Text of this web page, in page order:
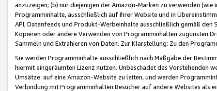
anzuzeigen; (b) nur diejenigen der Amazon-Marken zu verwenden
Programminhalte, ausschließlich auf Ihrer Website und in
API, Datenfeeds und Produkt-Werbeinhalte ausschließlich gemäß
Kopieren oder andere Verwenden von Programminhalten zugunsten
Sammeln und Extrahieren von Daten. Zur Klarstellung: Zu den
Sie werden Programminhalte ausschließlich nach Maßgabe der
hiermit eingeräumten Lizenz nutzen. Unbeschadet des Vorstehenden
Umsätze auf eine Amazon-Website zu leiten, und werden
Verbindung mit Programminhalten Besucher auf andere Websites als